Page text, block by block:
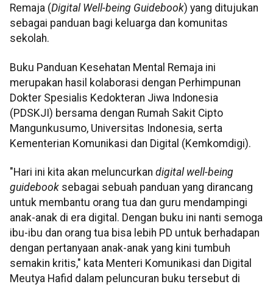
Remaja (Digital Well-being Guidebook) yang ditujukan
sebagai panduan bagi keluarga dan komunitas
sekolah.
Buku Panduan Kesehatan Mental Remaja ini
merupakan hasil kolaborasi dengan Perhimpunan
Dokter Spesialis Kedokteran Jiwa Indonesia
(PDSKJI) bersama dengan Rumah Sakit Cipto
Mangunkusumo, Universitas Indonesia, serta
Kementerian Komunikasi dan Digital (Kemkomdigi).
"Hari ini kita akan meluncurkan digital well-being
guidebook sebagai sebuah panduan yang dirancang
untuk membantu orang tua dan guru mendampingi
anak-anak di era digital. Dengan buku ini nanti semoga
ibu-ibu dan orang tua bisa lebih PD untuk berhadapan
dengan pertanyaan anak-anak yang kini tumbuh
semakin kritis," kata Menteri Komunikasi dan Digital
Meutya Hafid dalam peluncuran buku tersebut di